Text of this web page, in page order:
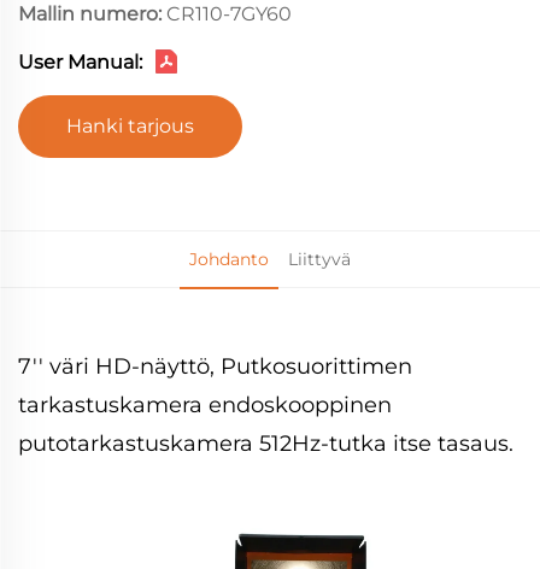
Mallin numero: CR110-7GY60
User Manual:
Hanki tarjous
Johdanto Liittyvä
7'' väri HD-näyttö, Putkosuorittimen
tarkastuskamera endoskooppinen
putotarkastuskamera 512Hz-tutka itse tasaus.